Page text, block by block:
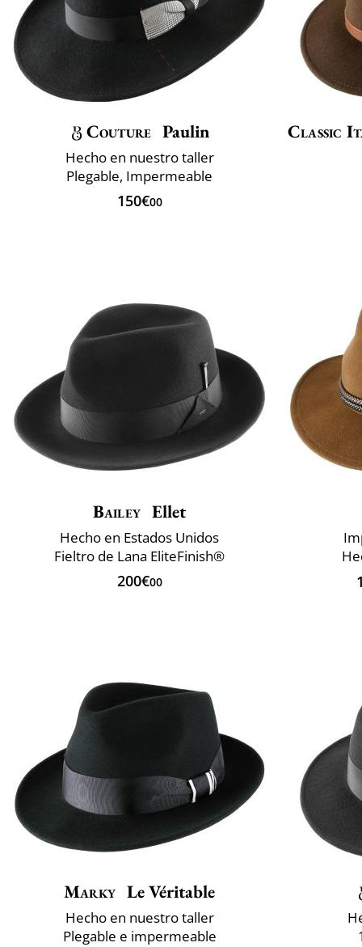
Couture Paulin
Hecho en nuestro taller
Plegable, Impermeable
150€00
Classic
Bailey Ellet
Hecho en Estados Unidos
Fieltro de Lana EliteFinish®
200€00
Marky Le Véritable
Hecho en nuestro taller
Plegable e impermeable